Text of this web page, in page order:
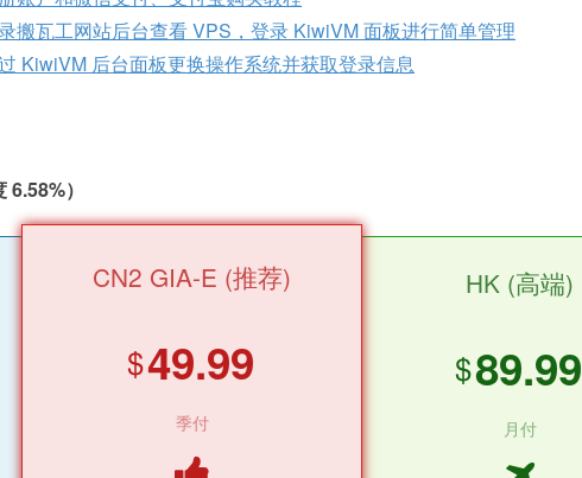
搬瓦工网站后台查看 VPS，登录 KiwiVM 面板进行简单管理
KiwiVM 后台面板更换操作系统并获取登录信息
）
CN2 GIA-E (推荐)
$49.99
季付
HK (高端)
$89.99
月付